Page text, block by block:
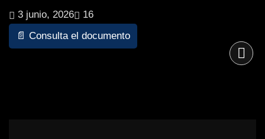
3 junio, 2026
16
📄 Consulta el documento